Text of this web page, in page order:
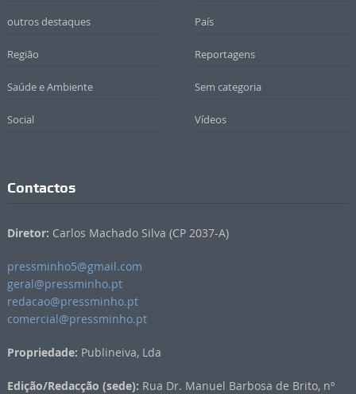
outros destaques País
Região Reportagens
Saúde e Ambiente Sem categoria
Social Vídeos
Contactos
Diretor: Carlos Machado Silva (CP 2037-A)
pressminho5@gmail.com
geral@pressminho.pt
redacao@pressminho.pt
comercial@pressminho.pt
Propriedade: Publineiva, Lda
Edição/Redacção (sede): Rua Dr. Manuel Barbosa de Brito, nº